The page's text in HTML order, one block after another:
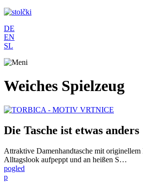
DE
EN
SL
Weiches Spielzeug
Die Tasche ist etwas anders
Attraktive Damenhandtasche mit originellem
Alltagslook aufpeppt und an heißen S…
pogled
p